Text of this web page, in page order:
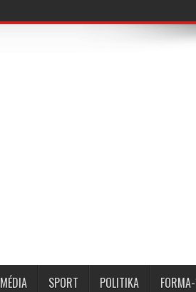
MÉDIA SPORT POLITIKA